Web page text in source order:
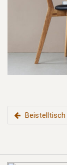
BEITRAGSNAVIGATIONBeistelltisch